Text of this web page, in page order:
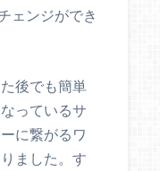
ェンジができ
後でも簡単
っているサ
に繋がるワ
ました。す